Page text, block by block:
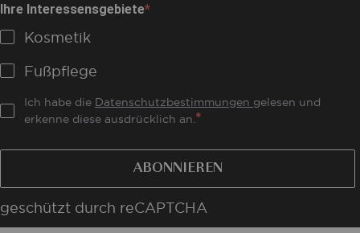
Ihre Interessensgebiete
Kosmetik
Fußpflege
Ich habe die Datenschutzbestimmungen gelesen und
erkenne diese ausdrücklich an.
ABONNIEREN
geschützt durch reCAPTCHA